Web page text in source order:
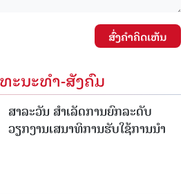
ສົ່ງຄໍາຄິດເຫັນ
ະນະທຳ-ສັງຄົມ
ສາລະວັນ ສໍາເລັດການຍົກລະດັບ
ວຽກງານເສນາທິການຮັບໃຊ້ການນໍາ